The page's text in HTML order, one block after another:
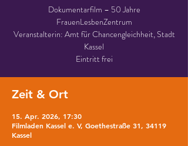
Dokumentarfilm – 50 Jahre
FrauenLesbenZentrum
Veranstalterin: Amt für Chancengleichheit, Stadt
Kassel
Eintritt frei
Zeit & Ort
15. Apr. 2026, 17:30
Filmladen Kassel e. V, Goethestraße 31, 34119
Kassel